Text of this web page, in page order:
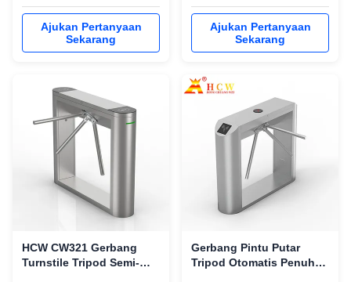
dan integrasi akses RS485.
Cocok untuk stadion, pabrik,
sekolah, pintu masuk kereta
bawah tanah, dan kontrol
Ajukan Pertanyaan
Sekarang
karat, dan integrasi pembaca
kartu. Cocok untuk pabrik,
sekolah, dan proyek akses
pejalan kaki luar ruangan.
Ajukan Pertanyaan
Sekarang
HCW CW321 Gerbang
Turnstile Tripod Semi-
Gerbang Pintu Putar
Tripod Otomatis Penuh